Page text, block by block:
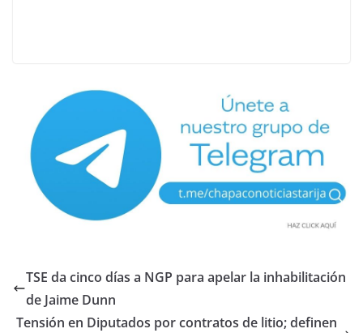
TSE da cinco días a NGP para apelar la inhabilitación
de Jaime Dunn
Tensión en Diputados por contratos de litio; definen